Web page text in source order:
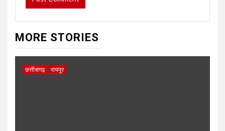
MORE STORIES
छत्तीसगढ़ रायपुर